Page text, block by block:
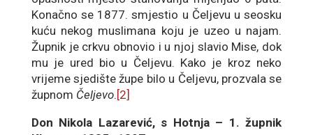
Konačno se 1877. smjestio u Čeljevu u seosku
kuću nekog muslimana koju je uzeo u najam.
Župnik je crkvu obnovio i u njoj slavio Mise, dok
mu je ured bio u Čeljevu. Kako je kroz neko
vrijeme sjedište župe bilo u Čeljevu, prozvala se
župnom Čeljevo. [2]
Don Nikola Lazarević, s Hotnja – 1. župnik